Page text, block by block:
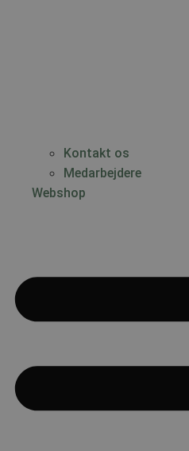
Kontakt os
Medarbejdere
Webshop